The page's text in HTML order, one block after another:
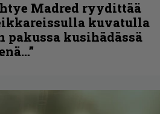
Madred ryydittää
kuvatulla
pakussa kusihädässä